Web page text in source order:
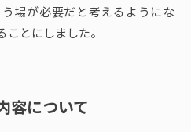
場が必要だと考えるようにな
とにしました。
容について